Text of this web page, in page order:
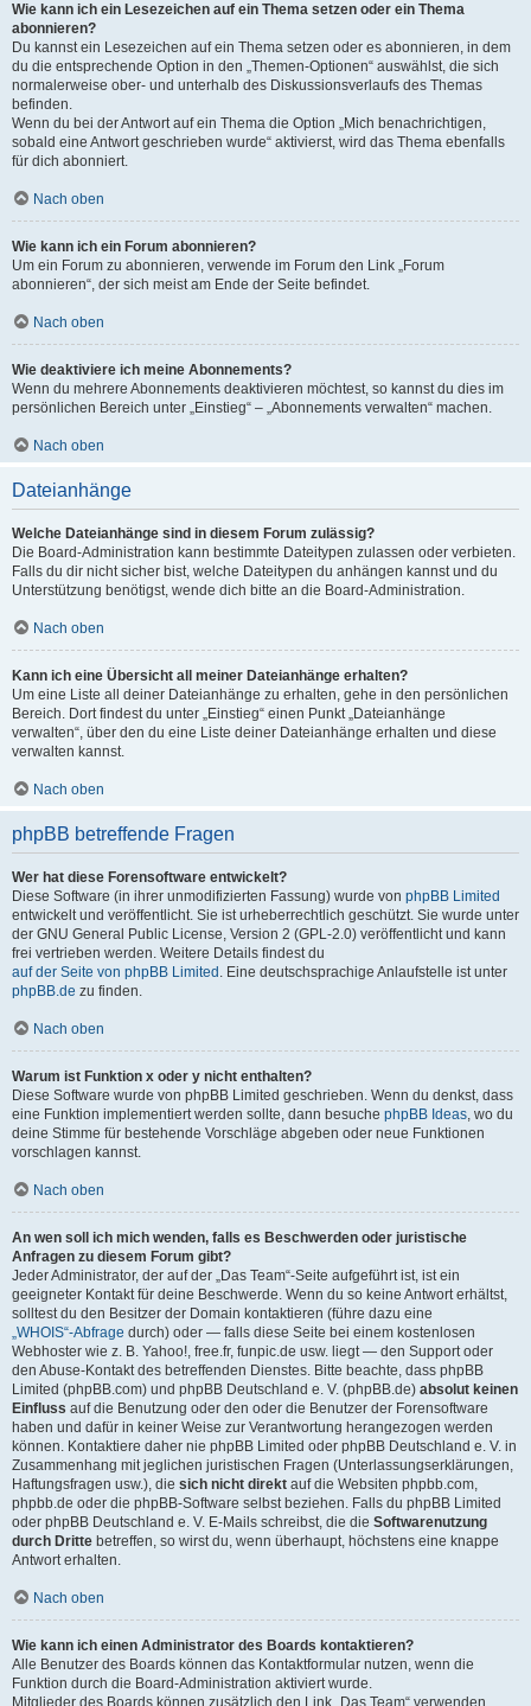
Wie kann ich ein Lesezeichen auf ein Thema setzen oder ein Thema
abonnieren?
Du kannst ein Lesezeichen auf ein Thema setzen oder es abonnieren, in dem
du die entsprechende Option in den „Themen-Optionen“ auswählst, die sich
normalerweise ober- und unterhalb des Diskussionsverlaufs des Themas
befinden.
Wenn du bei der Antwort auf ein Thema die Option „Mich benachrichtigen,
sobald eine Antwort geschrieben wurde“ aktivierst, wird das Thema ebenfalls
für dich abonniert.
Nach oben
Wie kann ich ein Forum abonnieren?
Um ein Forum zu abonnieren, verwende im Forum den Link „Forum
abonnieren“, der sich meist am Ende der Seite befindet.
Nach oben
Wie deaktiviere ich meine Abonnements?
Wenn du mehrere Abonnements deaktivieren möchtest, so kannst du dies im
persönlichen Bereich unter „Einstieg“ – „Abonnements verwalten“ machen.
Nach oben
Dateianhänge
Welche Dateianhänge sind in diesem Forum zulässig?
Die Board-Administration kann bestimmte Dateitypen zulassen oder verbieten.
Falls du dir nicht sicher bist, welche Dateitypen du anhängen kannst und du
Unterstützung benötigst, wende dich bitte an die Board-Administration.
Nach oben
Kann ich eine Übersicht all meiner Dateianhänge erhalten?
Um eine Liste all deiner Dateianhänge zu erhalten, gehe in den persönlichen
Bereich. Dort findest du unter „Einstieg“ einen Punkt „Dateianhänge
verwalten“, über den du eine Liste deiner Dateianhänge erhalten und diese
verwalten kannst.
Nach oben
phpBB betreffende Fragen
Wer hat diese Forensoftware entwickelt?
Diese Software (in ihrer unmodifizierten Fassung) wurde von phpBB Limited
entwickelt und veröffentlicht. Sie ist urheberrechtlich geschützt. Sie wurde unter
der GNU General Public License, Version 2 (GPL-2.0) veröffentlicht und kann
frei vertrieben werden. Weitere Details findest du
auf der Seite von phpBB Limited . Eine deutschsprachige Anlaufstelle ist unter
phpBB.de zu finden.
Nach oben
Warum ist Funktion x oder y nicht enthalten?
Diese Software wurde von phpBB Limited geschrieben. Wenn du denkst, dass
eine Funktion implementiert werden sollte, dann besuche phpBB Ideas, wo du
deine Stimme für bestehende Vorschläge abgeben oder neue Funktionen
vorschlagen kannst.
Nach oben
An wen soll ich mich wenden, falls es Beschwerden oder juristische
Anfragen zu diesem Forum gibt?
Jeder Administrator, der auf der „Das Team“-Seite aufgeführt ist, ist ein
geeigneter Kontakt für deine Beschwerde. Wenn du so keine Antwort erhältst,
solltest du den Besitzer der Domain kontaktieren (führe dazu eine
„WHOIS“-Abfrage durch) oder — falls diese Seite bei einem kostenlosen
Webhoster wie z. B. Yahoo!, free.fr, funpic.de usw. liegt — den Support oder
den Abuse-Kontakt des betreffenden Dienstes. Bitte beachte, dass phpBB
Limited (phpBB.com) und phpBB Deutschland e. V. (phpBB.de) absolut keinen
Einfluss auf die Benutzung oder den oder die Benutzer der Forensoftware
haben und dafür in keiner Weise zur Verantwortung herangezogen werden
können. Kontaktiere daher nie phpBB Limited oder phpBB Deutschland e. V. in
Zusammenhang mit jeglichen juristischen Fragen (Unterlassungserklärungen,
Haftungsfragen usw.), die sich nicht direkt auf die Websiten phpbb.com,
phpbb.de oder die phpBB-Software selbst beziehen. Falls du phpBB Limited
oder phpBB Deutschland e. V. E-Mails schreibst, die die Softwarenutzung
durch Dritte betreffen, so wirst du, wenn überhaupt, höchstens eine knappe
Antwort erhalten.
Nach oben
Wie kann ich einen Administrator des Boards kontaktieren?
Alle Benutzer des Boards können das Kontaktformular nutzen, wenn die
Funktion durch die Board-Administration aktiviert wurde.
Mitglieder des Boards können zusätzlich den Link „Das Team“ verwenden.